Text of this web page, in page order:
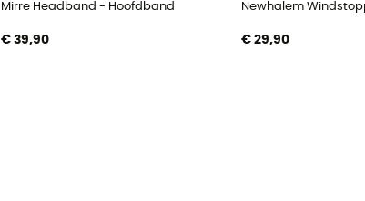
Mirre Headband - Hoofdband
€ 39,90
Newhalem
€ 29,90